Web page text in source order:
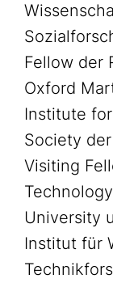
Fellow der
Oxford
Institute
Society
Visiting
University
Institut für